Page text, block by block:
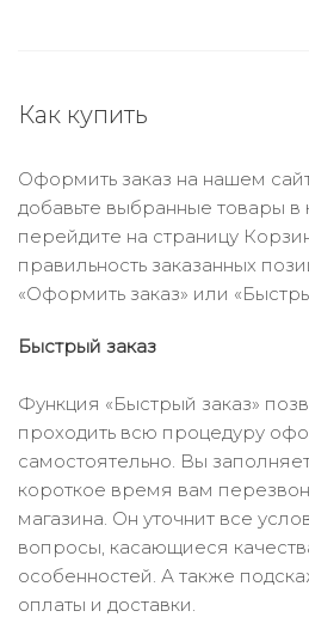
Как купить
Оформить заказ на нашем
добавьте выбранные товары в
перейдите на страницу
правильность заказанных
«Оформить заказ» или
Быстрый заказ
Функция «Быстрый заказ»
проходить всю процедуру
самостоятельно. Вы
короткое время вам
магазина. Он уточнит все
вопросы, касающиеся
особенностей. А также
оплаты и доставки.